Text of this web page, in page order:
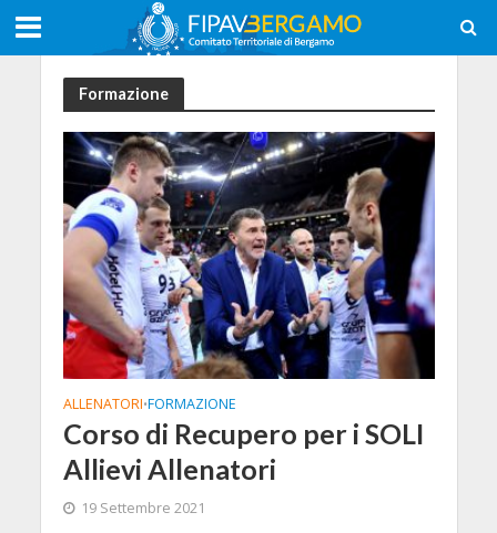
Formazione
ALLENATORI•FORMAZIONE
Corso di Recupero per i SOLI
Allievi Allenatori
19 Settembre 2021